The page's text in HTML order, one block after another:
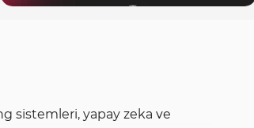
sistemleri, yapay zeka ve